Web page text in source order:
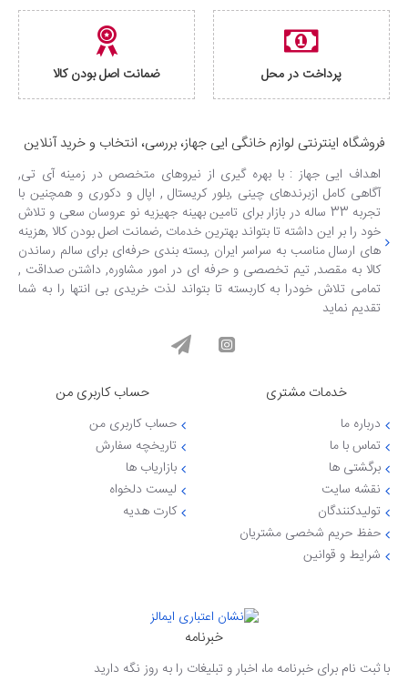
پرداخت در محل ضمانت اصل بودن کالا
فروشگاه اینترنتی لوازم خانگی ایی جهاز، بررسی، انتخاب و خرید آنلاین
اهداف ایی جهاز : با بهره گیری از نیروهای متخصص در زمینه آی تی,
آگاهی کامل ازبرندهای چینی ,بلور کریستال , اپال و دکوری و همچنین با
تجربه 33 ساله در بازار برای تامین بهینه جهیزیه نو عروسان سعی و تلاش
خود را بر این داشته تا بتواند بهترین خدمات ,ضمانت اصل بودن کالا ,هزینه
های ارسال مناسب به سراسر ایران ,بسته بندی حرفه‌ای برای سالم رساندن
کالا به مقصد, تیم تخصصی و حرفه ای در امور مشاوره, داشتن صداقت ,
تمامی تلاش خودرا به کاربسته تا بتواند لذت خریدی بی انتها را به شما
تقدیم نماید
خدمات مشتری
درباره ما
تماس با ما
برگشتی ها
نقشه سایت
تولیدکنندگان
حفظ حریم شخصی مشتریان
شرایط و قوانین
حساب کاربری من
حساب کاربری من
تاریخچه سفارش
بازاریاب ها
لیست دلخواه
کارت هدیه
خبرنامه
با ثبت نام برای خبرنامه ما، اخبار و تبلیغات را به روز نگه دارید